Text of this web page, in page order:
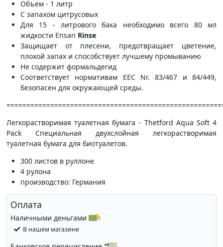
Объем - 1 литр
С запахом цитрусовых
Для 15 - литрового бака необходимо всего 80 мл
жидкости Ensan Rinse
Защищает от плесени, предотвращает цветение,
плохой запах и способствует лучшему промыванию
Не содержит формальдегид
Соответствует нормативам ЕЕС Nr. 83/467 и 84/449,
безопасен для окружающей среды.
Легкорастворимая туалетная бумага - Thetford Aqua Soft 4
Pack Специальная двухслойная легкорастворимая
туалетная бумага для биотуалетов.
300 листов в руллоне
4 рулона
производство: Германия
Оплата
Наличными деньгами
В нашем магазине